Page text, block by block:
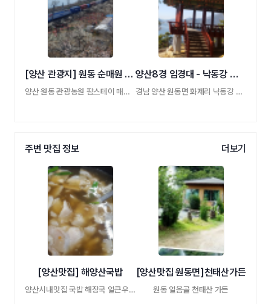
[양산 관광지] 원동 순매원 (순매실농원)
양산 원동 관광농원 팜스테이 매실농장
양산8경 임경대 - 낙동강 한반도지형 & 최치원
경남 양산 원동면 화제리 낙동강 절벽위 통일 …
주변 맛집 정보 더보기
[양산맛집] 해양산국밥
양산시내맛집 국밥 해장국 얼큰우동국수
[양산맛집 원동면]천태산가든
원동 얼음골 천태산 가든